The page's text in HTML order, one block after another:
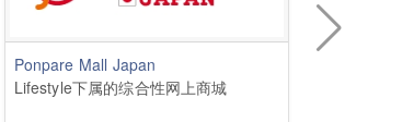
Ponpare Mall Japan
Lifestyle下属的综合性网上商城